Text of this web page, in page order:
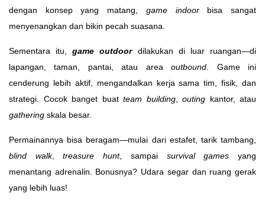
dengan konsep yang matang, game indoorbisa sangat
menyenangkan dan bikin pecah suasana.
Sementara itu,game outdoordilakukan di luar ruangan—di
lapangan, taman, pantai, atau areaoutbound . Game ini
cenderung lebih aktif, mengandalkan kerja sama tim, fisik, dan
strategi. Cocok banget buat team building, outing kantor, atau
gathering skala besar.
Permainannya bisa beragam—mulai dari estafet, tarik tambang,
blind walk,treasure hunt, sampai survival games yang
menantang adrenalin. Bonusnya? Udara segar dan ruang gerak
yang lebih luas!